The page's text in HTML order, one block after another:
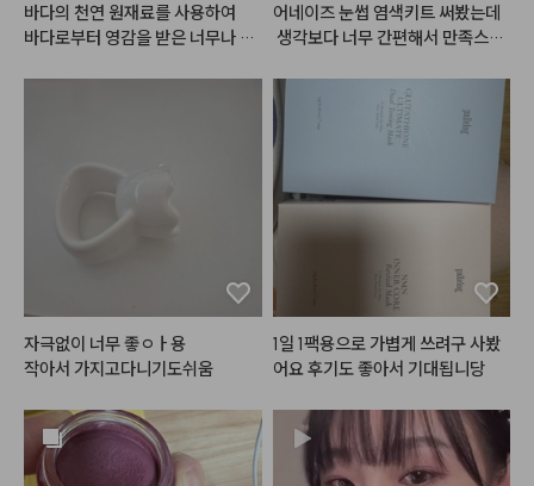
바다의 천연 원재료를 사용하여
바다로부터 영감을 받은 너무나 로
해양심층수를 담아 촉촉한 쿠션과
청량하고 사랑스러운 섀도우 팔레
⭐현재 쿠션은 헤메코랩에서 62%
할인중 !
한개만 사도 무료배송이니 팔레트
#머메이드아이즈 [비치샴페인]
여쿨~봄웜 걸쳐서 사용하기 좋은
어네이즈 눈썹 염색키트 써봤는데
생각보다 너무 간편해서 만족스러
사이즈가 작아서 보관하기도 좋고
휴대하기도 편해서 여행이나 외출
할 때 챙겨가기에도 부담 없더라고
요. 사용 방법도 간단해서 어렵지
않게 사용할 수 있었고, 색상도 제
가 원하던 느낌으로 자연스럽게 나
와서 마음에 들었어요 🤎
처음 사용할 때는 눈썹 주변이 살짝
따갑게 느껴졌는데, 크림을 충분히
꼼꼼하게 발라주니까 괜찮았어요.
도 만족스러워서 다 쓰면 재구매할
의사 있어요 :)
자극없이 너무 좋ㅇㅏ용
작아서 가지고다니기도쉬움
1일 1팩용으로 가볍게 쓰려구 사봤
어요 후기도 좋아서 기대됩니당